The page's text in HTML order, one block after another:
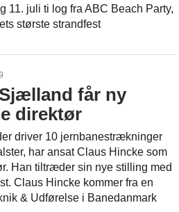
11. juli ti log fra ABC Beach Party,
største strandfest
får ny
direktør
driver 10 jernbanestrækninger
har ansat Claus Hincke som
Han tiltræder sin nye stilling med
Claus Hincke kommer fra en
& Udførelse i Banedanmark